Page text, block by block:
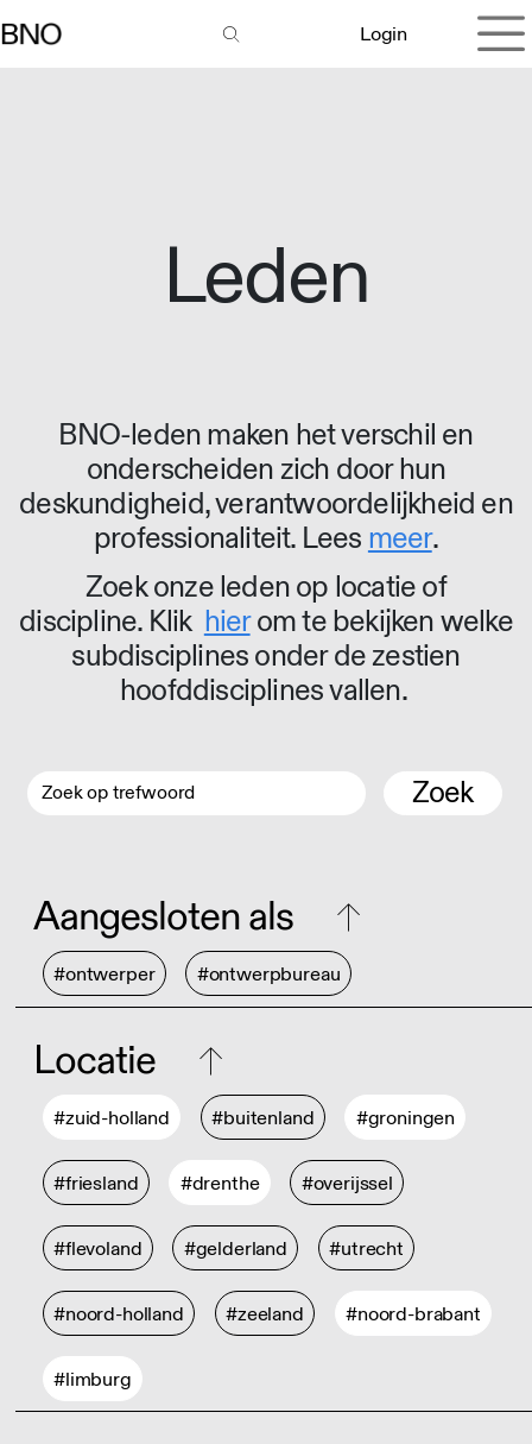
Login
Leden
BNO-leden maken het verschil en
onderscheiden zich door hun
deskundigheid, verantwoordelijkheid en
professionaliteit. Lees meer.
Zoek onze leden op locatie of
discipline. Klik hierom te bekijken welke
subdisciplines onder de zestien
hoofddisciplines vallen.
Zoek
Aangesloten als
#ontwerper #ontwerpbureau
Locatie
#zuid-holland #buitenland #groningen
#friesland #drenthe #overijssel
#flevoland #gelderland #utrecht
#noord-holland #zeeland #noord-brabant
#limburg